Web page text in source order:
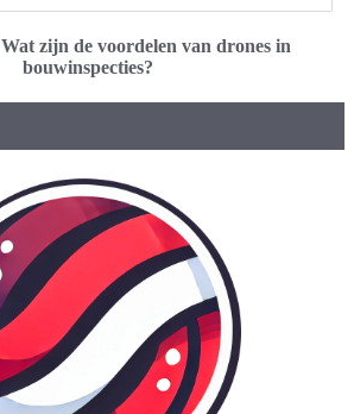
Wat zijn de voordelen van drones in
bouwinspecties?